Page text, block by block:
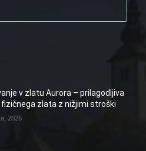
v zlatu Aurora – prilagodljiva
zlata z nižjimi stroški
2026